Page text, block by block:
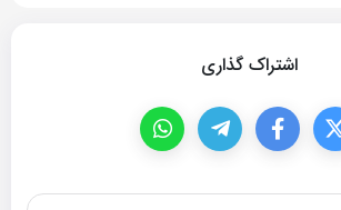
اشتراک گذاری